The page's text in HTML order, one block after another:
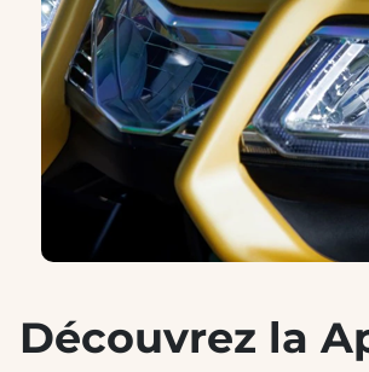
Découvrez la